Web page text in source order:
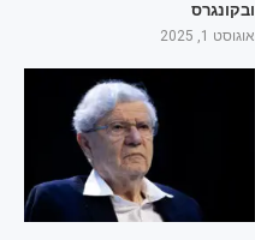
ובקונגרס
אוגוסט 1, 2025